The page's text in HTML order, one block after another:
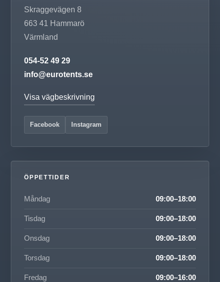
Skraggevägen 8
663 41 Hammarö
Värmland
054-52 49 29
info@eurotents.se
Visa vägbeskrivning
Facebook Instagram
ÖPPETTIDER
Måndag 09:00–18:00
Tisdag 09:00–18:00
Onsdag 09:00–18:00
Torsdag 09:00–18:00
Fredag 09:00–16:00